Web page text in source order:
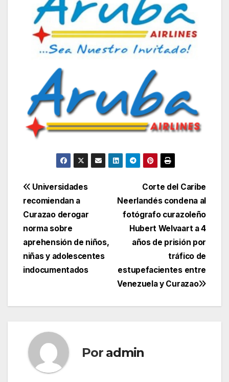
Navegación
de
entradas
Corte del Caribe
Neerlandés condena al
fotógrafo curazoleño
Hubert Welvaart a 4
años de prisión por
tráfico de
estupefacientes entre
Venezuela y Curazao
Universidades
recomiendan a
Curazao derogar
norma sobre
aprehensión de niños,
niñas y adolescentes
indocumentados
Por admin